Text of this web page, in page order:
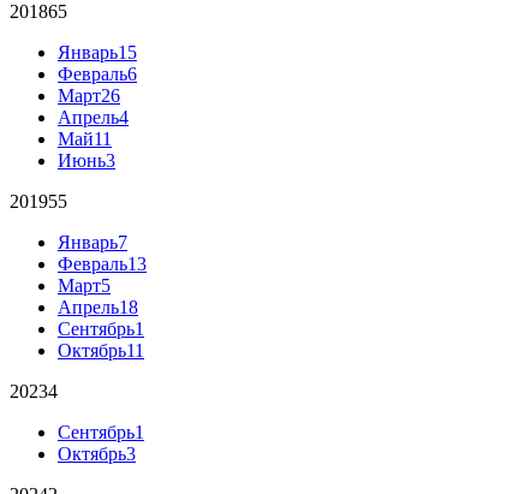
201865
Январь15
Февраль6
Март26
Апрель4
Май11
Июнь3
201955
Январь7
Февраль13
Март5
Апрель18
Сентябрь1
Октябрь11
20234
Сентябрь1
Октябрь3